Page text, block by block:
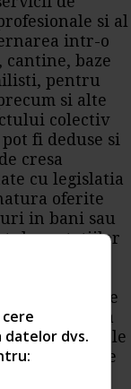
si al
intr-o
baze
pentru
si alte
colectiv
fi deduse si
cresa
cu legislatia
oferite
in bani sau
prestatiilor
transportul
de
salariatii care
contributia la
profesionale
si centre
dvs.